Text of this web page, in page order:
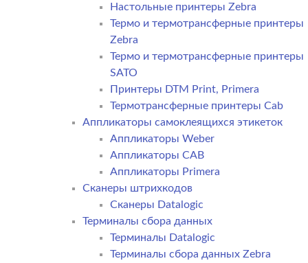
Настольные принтеры Zebra
Термо и термотрансферные принтеры
Zebra
Термо и термотрансферные принтеры
SATO
Принтеры DTM Print, Primera
Термотрансферные принтеры Cab
Аппликаторы самоклеящихся этикеток
Аппликаторы Weber
Аппликаторы CAB
Аппликаторы Primera
Сканеры штрихкодов
Сканеры Datalogic
Терминалы сбора данных
Терминалы Datalogic
Терминалы сбора данных Zebra